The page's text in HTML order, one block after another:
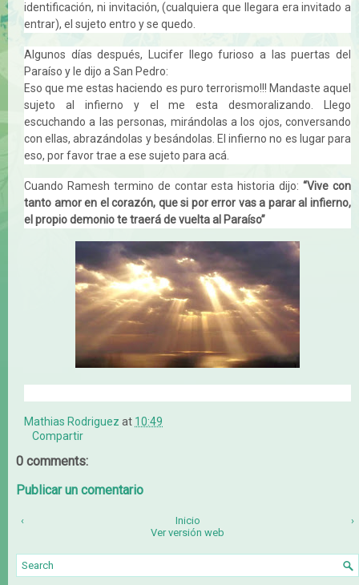
identificación, ni invitación, (cualquiera que llegara era invitado a
entrar), el sujeto entro y se quedo.
Algunos días después, Lucifer llego furioso a las puertas del
Paraíso y le dijo a San Pedro:
Eso que me estas haciendo es puro terrorismo!!! Mandaste aquel
sujeto al infierno y el me esta desmoralizando. Llego
escuchando a las personas, mirándolas a los ojos, conversando
con ellas, abrazándolas y besándolas. El infierno no es lugar para
eso, por favor trae a ese sujeto para acá.
Cuando Ramesh termino de contar esta historia dijo:“Vive con
tanto amor en el corazón, que si por error vas a parar al infierno,
el propio demonio te traerá de vuelta al Paraíso”
Mathias Rodriguez at 10:49
Compartir
0 comments:
Publicar un comentario
‹ ›
Inicio
Ver versión web